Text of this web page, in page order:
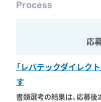
Process
応
「レバテックダイレク
す
書類選考の結果は、応募